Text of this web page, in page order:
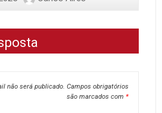
não será publicado. Campos obrigatórios
são marcados com *